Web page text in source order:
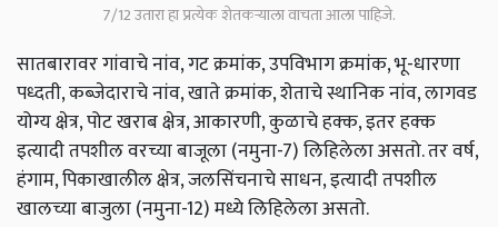
7/12 उतारा हा प्रत्येक शेतकर्‍याला वाचता आला पाहिजे.
सातबारावर गांवाचे नांव, गट क्रमांक, उपविभाग क्रमांक, भू-धारणा
पध्दती, कब्जेदाराचे नांव, खाते क्रमांक, शेताचे स्थानिक नांव, लागवड
योग्य क्षेत्र, पोट खराब क्षेत्र, आकारणी, कुळाचे हक्क, इतर हक्क
इत्यादी तपशील वरच्या बाजूला (नमुना-7) लिहिलेला असतो. तर वर्ष,
हंगाम, पिकाखालील क्षेत्र, जलसिंचनाचे साधन, इत्यादी तपशील
खालच्या बाजुला (नमुना-12) मध्ये लिहिलेला असतो.